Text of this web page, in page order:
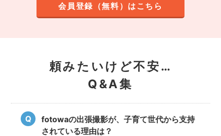
会員登録（無料）はこちら
頼みたいけど不安…
Q&A集
fotowaの出張撮影が、子育て世代から支持
されている理由は？